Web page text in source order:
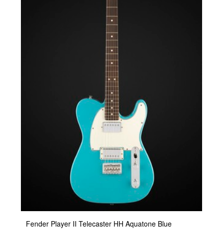
Fender Player II Telecaster HH Aquatone Blue